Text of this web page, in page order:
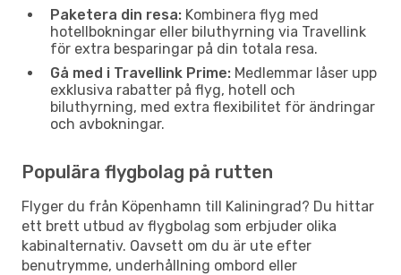
Paketera din resa: Kombinera flyg med
hotellbokningar eller biluthyrning via Travellink
för extra besparingar på din totala resa.
Gå med i Travellink Prime: Medlemmar låser upp
exklusiva rabatter på flyg, hotell och
biluthyrning, med extra flexibilitet för ändringar
och avbokningar.
Populära flygbolag på rutten
Flyger du från Köpenhamn till Kaliningrad? Du hittar
ett brett utbud av flygbolag som erbjuder olika
kabinalternativ. Oavsett om du är ute efter
benutrymme, underhållning ombord eller